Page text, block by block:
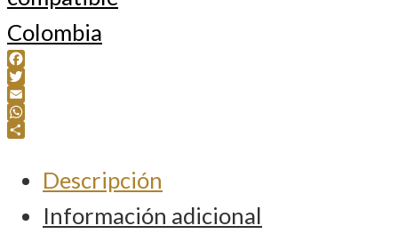
Colombia
Facebook
Twitter
Email
WhatsApp
Compartir
Descripción
Información adicional